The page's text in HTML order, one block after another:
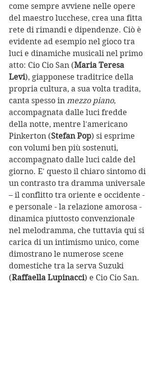
come sempre avviene nelle opere
del maestro lucchese, crea una fitta
rete di rimandi e dipendenze. Ciò è
evidente ad esempio nel gioco tra
luci e dinamiche musicali nel primo
atto: Cio Cio San (Maria Teresa
Levi), giapponese traditrice della
propria cultura, a sua volta tradita,
canta spesso in mezzo piano,
accompagnata dalle luci fredde
della notte, mentre l'americano
Pinkerton (Stefan Pop) si esprime
con volumi ben più sostenuti,
accompagnato dalle luci calde del
giorno. E' questo il chiaro sintomo di
un contrasto tra dramma universale
– il conflitto tra oriente e occidente -
e personale - la relazione amorosa -
dinamica piuttosto convenzionale
nel melodramma, che tuttavia qui si
carica di un intimismo unico, come
dimostrano le numerose scene
domestiche tra la serva Suzuki
(Raffaella Lupinacci) e Cio Cio San.